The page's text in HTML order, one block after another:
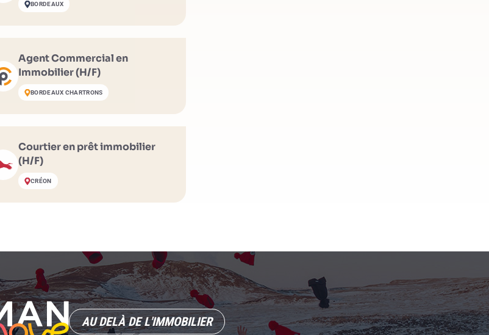
BORDEAUX
Agent Commercial en
Immobilier (H/F)
BORDEAUX CHARTRONS
Courtier en prêt immobilier
(H/F)
CRÉON
AU DELÀ DE L'IMMOBILIER